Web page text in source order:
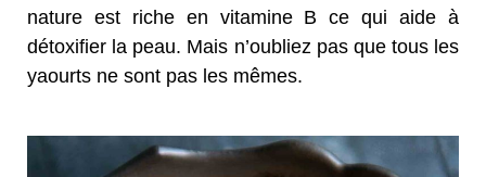
nature est riche en vitamine B ce qui aide à
détoxifier la peau. Mais n’oubliez pas que tous les
yaourts ne sont pas les mêmes.